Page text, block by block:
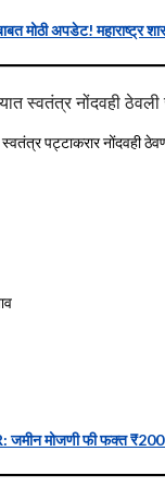
मोठी अपडेट! महाराष्ट्र
स्वतंत्र नोंदवही ठेवली
पट्टाकरार नोंदवही
मोजणी फी फक्त